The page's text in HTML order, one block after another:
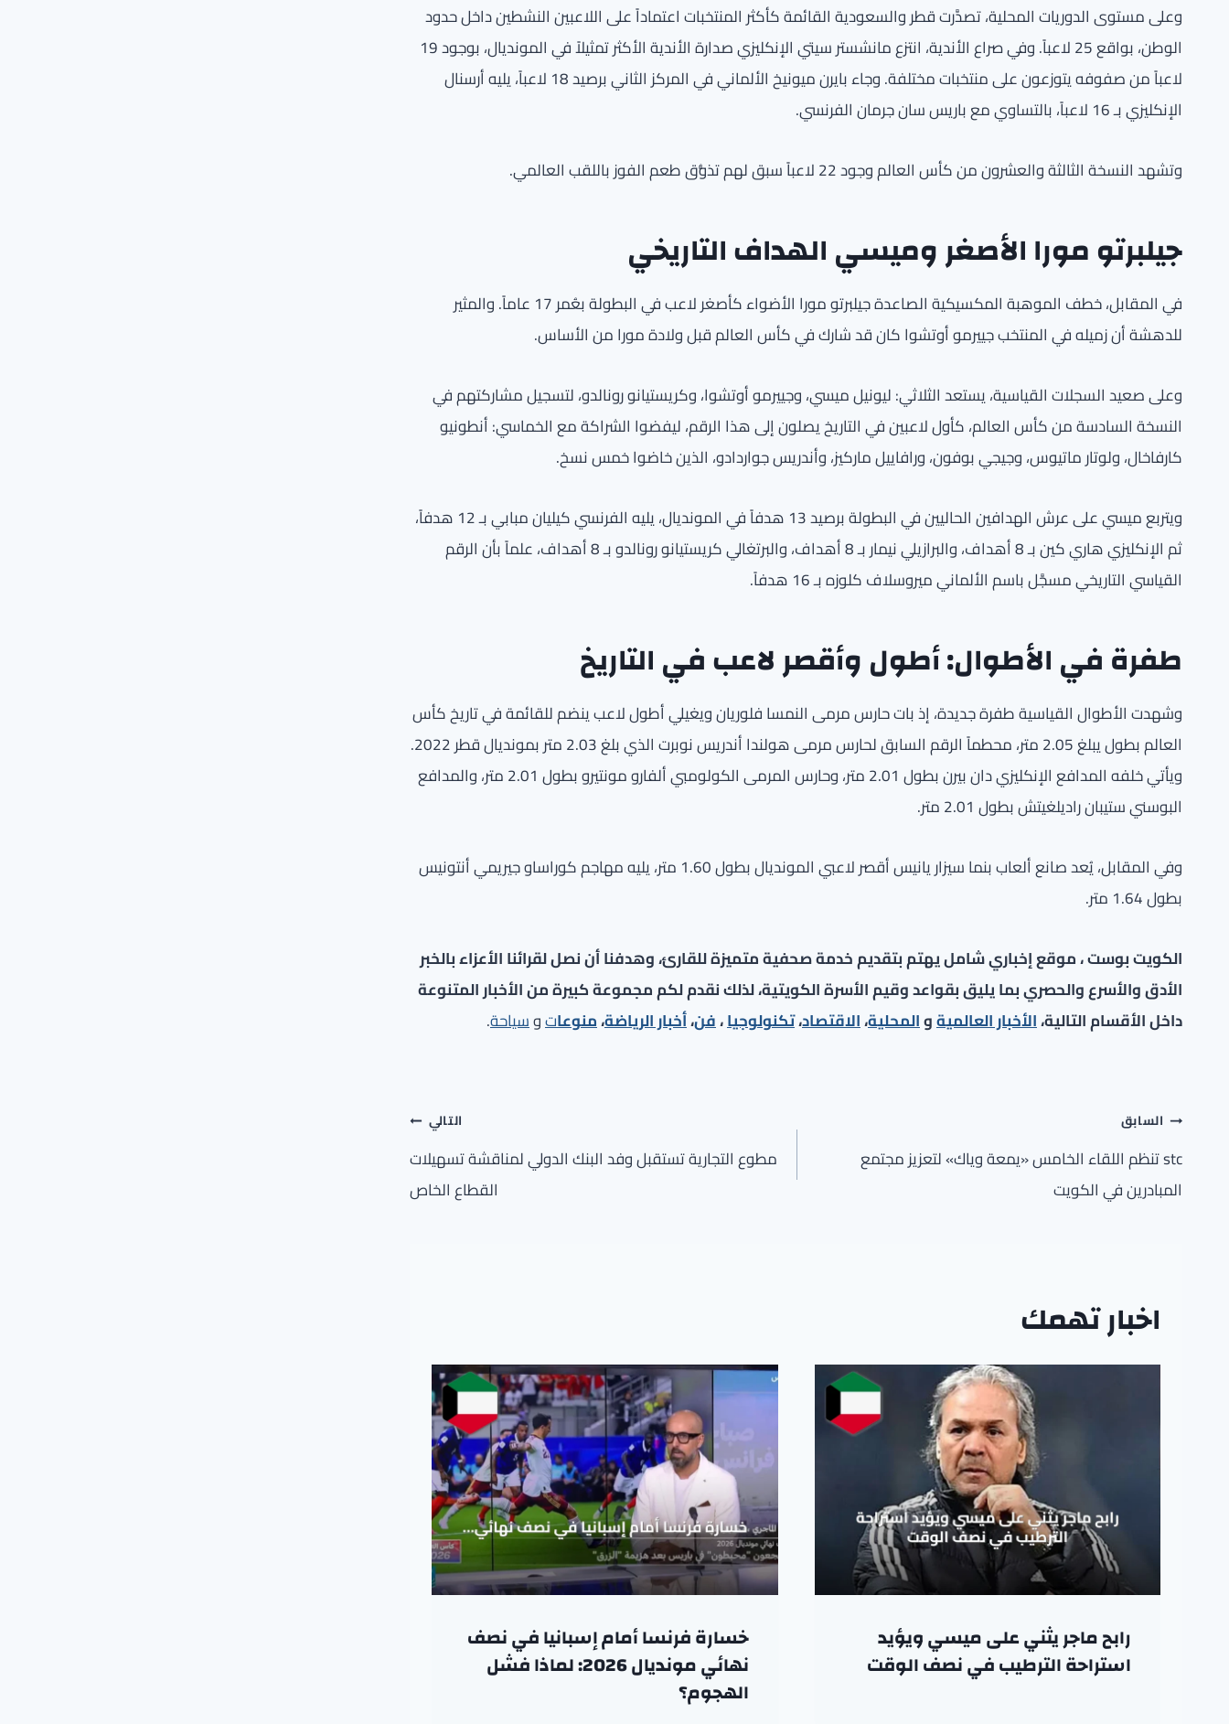
وعلى مستوى الدوريات المحلية، تصدَّرت قطر والسعودية القائمة كأكثر المنتخبات اعتماداً على اللاعبين النشطين داخل حدود
الوطن، بواقع 25 لاعباً. وفي صراع الأندية، انتزع مانشستر سيتي الإنكليزي صدارة الأندية الأكثر تمثيلاً في المونديال، بوجود 19
لاعباً من صفوفه يتوزعون على منتخبات مختلفة. وجاء بايرن ميونيخ الألماني في المركز الثاني برصيد 18 لاعباً، يليه أرسنال
الإنكليزي بـ 16 لاعباً، بالتساوي مع باريس سان جرمان الفرنسي.
وتشهد النسخة الثالثة والعشرون من كأس العالم وجود 22 لاعباً سبق لهم تذوُّق طعم الفوز باللقب العالمي.
جيلبرتو مورا الأصغر وميسي الهداف التاريخي
في المقابل، خطف الموهبة المكسيكية الصاعدة جيلبرتو مورا الأضواء كأصغر لاعب في البطولة بعُمر 17 عاماً. والمثير
للدهشة أن زميله في المنتخب جييرمو أوتشوا كان قد شارك في كأس العالم قبل ولادة مورا من الأساس.
وعلى صعيد السجلات القياسية، يستعد الثلاثي: ليونيل ميسي، وجييرمو أوتشوا، وكريستيانو رونالدو، لتسجيل مشاركتهم في
النسخة السادسة من كأس العالم، كأول لاعبين في التاريخ يصلون إلى هذا الرقم، ليفضوا الشراكة مع الخماسي: أنطونيو
كارفاخال، ولوتار ماتيوس، وجيجي بوفون، ورافاييل ماركيز، وأندريس جواردادو، الذين خاضوا خمس نسخ.
ويتربع ميسي على عرش الهدافين الحاليين في البطولة برصيد 13 هدفاً في المونديال، يليه الفرنسي كيليان مبابي بـ 12 هدفاً،
ثم الإنكليزي هاري كين بـ 8 أهداف، والبرازيلي نيمار بـ 8 أهداف، والبرتغالي كريستيانو رونالدو بـ 8 أهداف، علماً بأن الرقم
القياسي التاريخي مسجَّل باسم الألماني ميروسلاف كلوزه بـ 16 هدفاً.
طفرة في الأطوال: أطول وأقصر لاعب في التاريخ
وشهدت الأطوال القياسية طفرة جديدة، إذ بات حارس مرمى النمسا فلوريان ويغيلي أطول لاعب ينضم للقائمة في تاريخ كأس
العالم بطول يبلغ 2.05 متر، محطماً الرقم السابق لحارس مرمى هولندا أندريس نوبرت الذي بلغ 2.03 متر بمونديال قطر 2022.
ويأتي خلفه المدافع الإنكليزي دان بيرن بطول 2.01 متر، وحارس المرمى الكولومبي ألفارو مونتيرو بطول 2.01 متر، والمدافع
البوسني ستيبان راديلغيتش بطول 2.01 متر.
وفي المقابل، يُعد صانع ألعاب بنما سيزار يانيس أقصر لاعبي المونديال بطول 1.60 متر، يليه مهاجم كوراساو جيريمي أنتونيس
بطول 1.64 متر.
الكويت بوست ، موقع إخباري شامل يهتم بتقديم خدمة صحفية متميزة للقارئ، وهدفنا أن نصل لقرائنا الأعزاء بالخبر
الأدق والأسرع والحصري بما يليق بقواعد وقيم الأسرة الكويتية، لذلك نقدم لكم مجموعة كبيرة من الأخبار المتنوعة
داخل الأقسام التالية،الأخبار العالميةوالمحلية،الاقتصاد،تكنولوجيا،فن،أخبار الرياضة،منوعاتوسياحة.
تصفّح
المقالات
السابق
stc تنظم اللقاء الخامس «يمعة وياك» لتعزيز مجتمع
المبادرين في الكويت
التالي
مطوع التجارية تستقبل وفد البنك الدولي لمناقشة تسهيلات
القطاع الخاص
اخبار تهمك
رابح ماجر يثني على ميسي ويؤيد
استراحة الترطيب في نصف الوقت
خسارة فرنسا أمام إسبانيا في نصف
نهائي مونديال 2026: لماذا فشل
الهجوم؟